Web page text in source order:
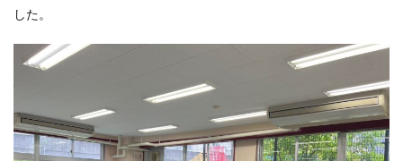
した。